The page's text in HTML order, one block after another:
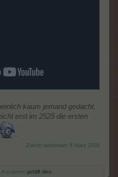
kaum jemand gedacht,
erst im 2525 die ersten
.
Zuletzt bearbeitet: 8 März 2026
4 anderen gefällt dies.